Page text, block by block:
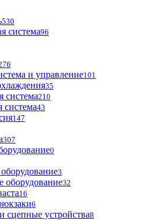
530
система96
и управление101
35
система210
система43
147
307
0
3
оборудование32
16
6
сцепные устройства8